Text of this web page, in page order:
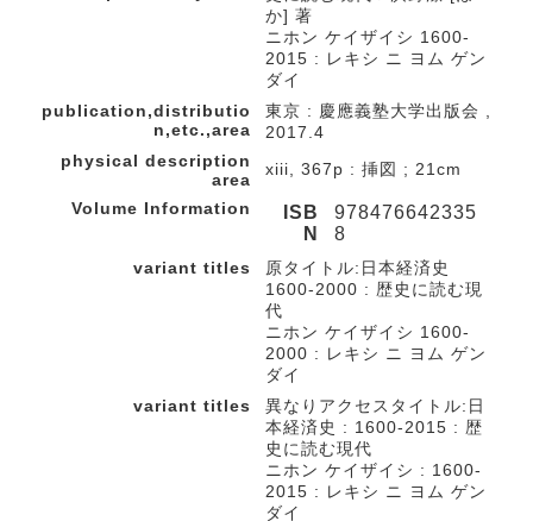
か] 著
ニホン ケイザイシ 1600-
2015 : レキシ ニ ヨム ゲン
ダイ
publication,distributio
n,etc.,area
東京 : 慶應義塾大学出版会 ,
2017.4
physical description
area
xiii, 367p : 挿図 ; 21cm
Volume Information
ISB
N
978476642335
8
variant titles
原タイトル:日本経済史
1600-2000 : 歴史に読む現
代
ニホン ケイザイシ 1600-
2000 : レキシ ニ ヨム ゲン
ダイ
variant titles
異なりアクセスタイトル:日
本経済史 : 1600-2015 : 歴
史に読む現代
ニホン ケイザイシ : 1600-
2015 : レキシ ニ ヨム ゲン
ダイ